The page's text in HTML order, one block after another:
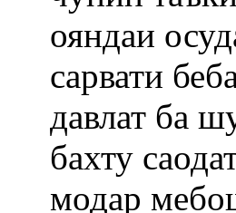
ояндаи
сарвати
давлат ба
бахту
модар